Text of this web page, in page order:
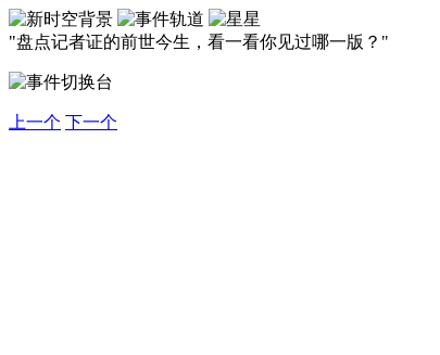
"盘点记者证的前世今生，看一看你见过哪一版？"
上一个 下一个